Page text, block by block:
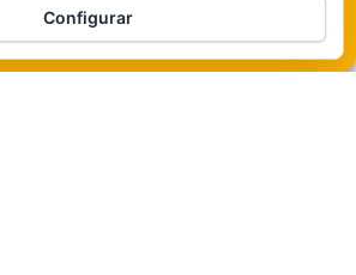
Política de cookies
WordPress |Tema:
Configurar